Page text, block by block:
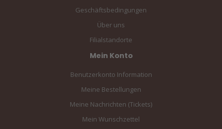
Geschäftsbedingungen
Über uns
Filialstandorte
Mein Konto
Benutzerkonto Information
Meine Bestellungen
Meine Nachrichten (Tickets)
Mein Wunschzettel